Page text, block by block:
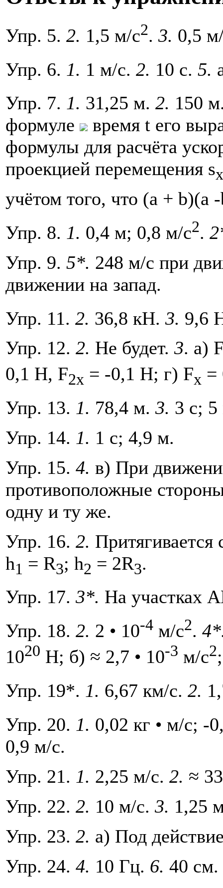
Упр. 5. 2. 1,5 м/с2. 3. 0,5
Упр. 6. 1. 1 м/с. 2. 10 с. 5.
Упр. 7. 1. 31,25 м. 2. 150
формуле
время t его
формулы для расчёта
проекцией перемещения sx
учётом того, что (а + b)(а
Упр. 8. 1. 0,4 м; 0,8 м/с2.
Упр. 9. 5*. 248 м/с при
движении на запад.
Упр. 11. 2. 36,8 кН. 3. 9,6
Упр. 12. 2. Не будет. 3. a)
0,1 Н, F2x = -0,1 Н; г) Fx =
Упр. 13. 1. 78,4 м. 3. 3 с;
Упр. 14. 1. 1 с; 4,9 м.
Упр. 15. 4. в) При
противоположные
одну и ту же.
Упр. 16. 2.
h1 = R3; h2 = 2R3.
Упр. 17. 3*. На участках
Упр. 18. 2. 2 • 10-4 м/с2.
1020 Н; б) ≈ 2,7 • 10-3 м/с2
Упр. 19*. 1. 6,67 км/с. 2.
Упр. 20. 1. 0,02 кг • м/с; -
0,9 м/с.
Упр. 21. 1. 2,25 м/с. 2. ≈
Упр. 22. 2. 10 м/с. 3. 1,25
Упр. 23. 2. а) Под
Упр. 24. 4. 10 Гц. 6. 40 см.